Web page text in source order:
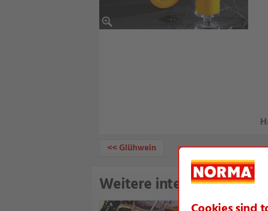
<< Glühwein
Weitere interessante